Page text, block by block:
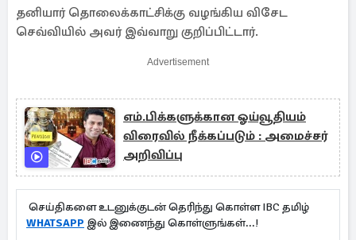
தனியார் தொலைக்காட்சிக்கு வழங்கிய விசேட
செவ்வியில் அவர் இவ்வாறு குறிப்பிட்டார்.
Advertisement
எம்.பிக்களுக்கான ஓய்வூதியம்
விரைவில் நீக்கப்படும் : அமைச்சர்
அறிவிப்பு
செய்திகளை உடனுக்குடன் தெரிந்து கொள்ள IBC தமிழ்
WHATSAPP இல் இணைந்து கொள்ளுங்கள்...!